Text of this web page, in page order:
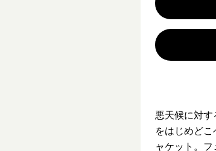
悪天候に対
をはじめど
ャケット。